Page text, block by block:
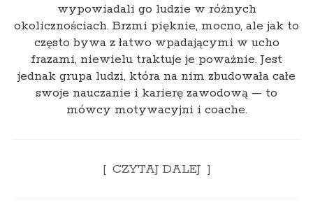
wypowiadali go ludzie w różnych
okolicznościach. Brzmi pięknie, mocno, ale jak to
często bywa z łatwo wpadającymi w ucho
frazami, niewielu traktuje je poważnie. Jest
jednak grupa ludzi, która na nim zbudowała całe
swoje nauczanie i karierę zawodową — to
mówcy motywacyjni i coache.
CZYTAJ DALEJ